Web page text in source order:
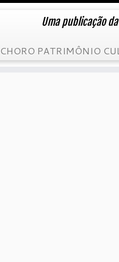
Uma publicação
CHORO PATRIMÔNIO